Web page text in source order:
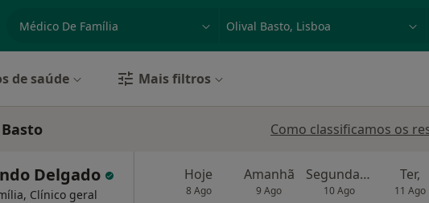
especialidade, doença ou nome
de saúde Mais filtros
Como classificamos os
Delgado
Clínico geral
Hoje
8 Ago
Amanhã
9 Ago
Segunda-feira
10 Ago
Ter,
11 Ago